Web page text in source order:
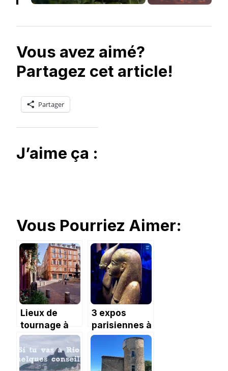
Vous avez aimé?
Partagez cet article!
Partager
J’aime ça :
Vous Pourriez Aimer:
Lieux de
tournage à
Toulouse
3 expos
parisiennes à
voir lors de
l’été 2019.